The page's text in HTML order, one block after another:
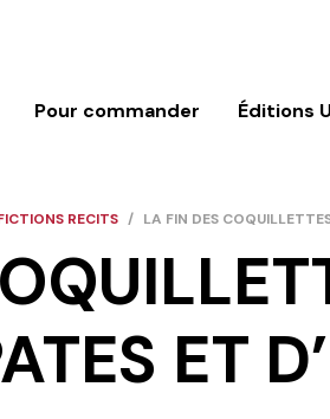
Pour commander Éditions
RECITS / LA FIN DES
ET